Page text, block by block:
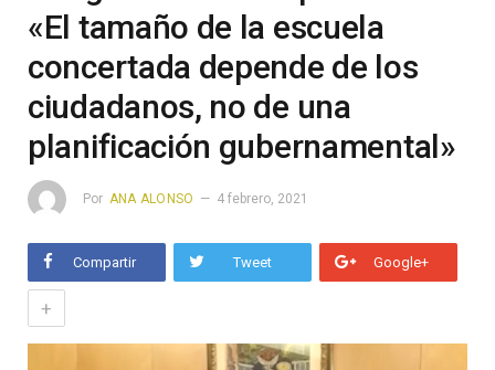
«El tamaño de la escuela
concertada depende de los
ciudadanos, no de una
planificación gubernamental»
Por ANA ALONSO 4 febrero, 2021
Compartir Tweet Google+
+